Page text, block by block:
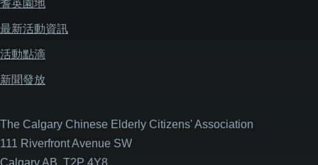
耆英園地
最新活動資訊
活動點滴
新聞發放
The Calgary Chinese Elderly Citizens' Association
111 Riverfront Avenue SW
Calgary AB, T2P 4Y8